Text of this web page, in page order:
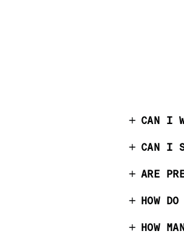
CAN I
CAN I
ARE
HOW
HOW